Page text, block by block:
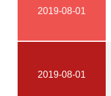
2019-08-01
2019-08-01